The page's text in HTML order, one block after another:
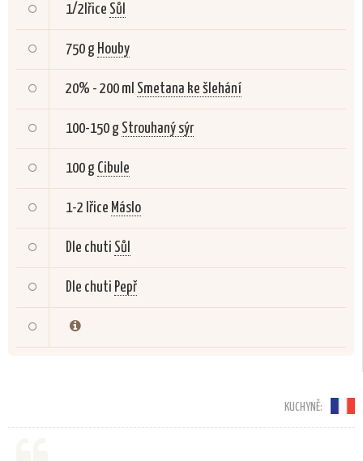
1/2lřice Sůl
750 g Houby
20% - 200 ml Smetana ke šlehání
100-150 g Strouhaný sýr
100 g Cibule
1-2 lřice Máslo
Dle chuti Sůl
Dle chuti Pepř
KUCHYNĚ: